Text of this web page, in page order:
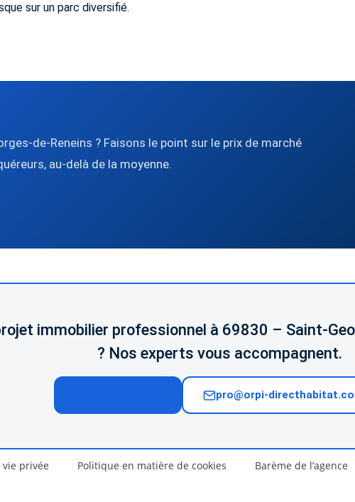
sur un parc diversifié.
de-Reneins ? Faisons le point sur le prix de marché
au-delà de la moyenne.
immobilier professionnel à 69830 – Saint-
? Nos experts vous accompagnent.
pro@orpi-
privée Politique en matière de cookies Barème de l’agence